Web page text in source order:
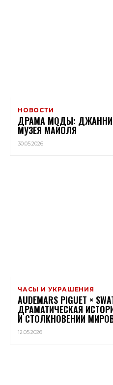
НОВОСТИ
ДРАМА МОДЫ: ДЖАННИ
МУЗЕЯ МАЙОЛЯ
30.05.2026
ЧАСЫ И УКРАШЕНИЯ
AUDEMARS PIGUET ×
ДРАМАТИЧЕСКАЯ
И СТОЛКНОВЕНИИ
12.05.2026